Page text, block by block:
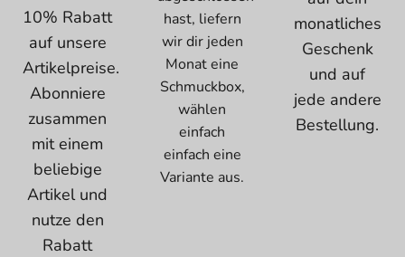
10% Rabatt
auf unsere
Artikelpreise.
Abonniere
zusammen
mit einem
beliebige
Artikel und
nutze den
Rabatt
hast, liefern
wir dir jeden
Monat eine
Schmuckbox,
wählen
einfach
einfach eine
Variante aus.
monatliches
Geschenk
und auf
jede andere
Bestellung.